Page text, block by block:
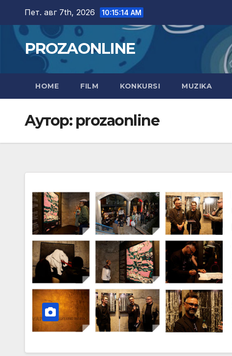
content
Пет. авг 7th, 2026 10:15:15 AM
PROZAONLINE
HOME FILM KONKURSI MUZIKA
Аутор: prozaonline